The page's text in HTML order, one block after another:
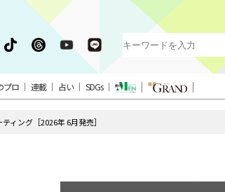
プロ 連載 占い SDGs
ィング［2026年 6月発売］